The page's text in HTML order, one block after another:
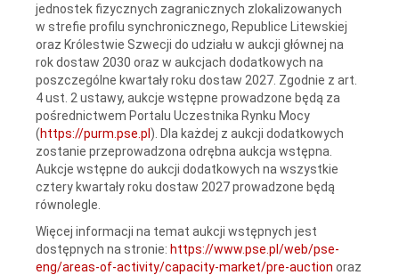
jednostek fizycznych zagranicznych zlokalizowanych
w strefie profilu synchronicznego, Republice Litewskiej
oraz Królestwie Szwecji do udziału w aukcji głównej na
rok dostaw 2030 oraz w aukcjach dodatkowych na
poszczególne kwartały roku dostaw 2027. Zgodnie z art.
4 ust. 2 ustawy, aukcje wstępne prowadzone będą za
pośrednictwem Portalu Uczestnika Rynku Mocy
(https://purm.pse.pl ). Dla każdej z aukcji dodatkowych
zostanie przeprowadzona odrębna aukcja wstępna.
Aukcje wstępne do aukcji dodatkowych na wszystkie
cztery kwartały roku dostaw 2027 prowadzone będą
równolegle.
Więcej informacji na temat aukcji wstępnych jest
dostępnych na stronie: https://www.pse.pl/web/pse-
eng/areas-of-activity/capacity-market/pre-auction oraz